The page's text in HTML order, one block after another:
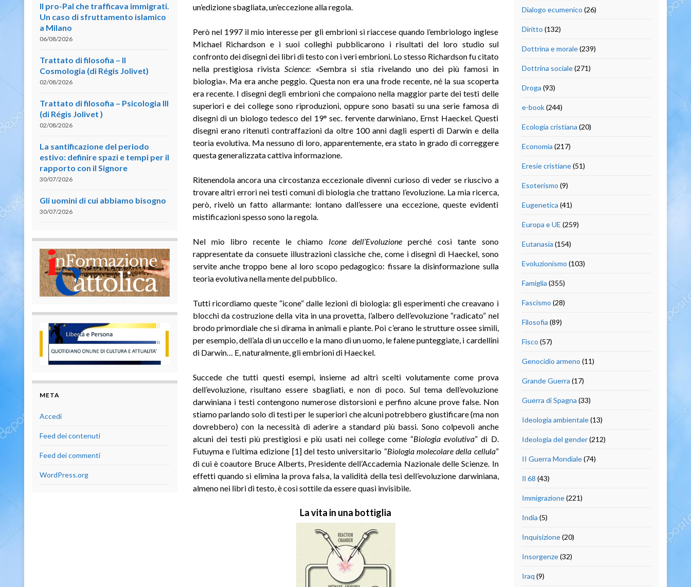
un’edizione sbagliata, un’eccezione alla regola.
Però nel 1997 il mio interesse per gli embrioni si riaccese quando l’embriologo inglese
Michael Richardson e i suoi colleghi pubblicarono i risultati del loro studio sul
confronto dei disegni dei libri di testo con i veri embrioni. Lo stesso Richardson fu citato
nella prestigiosa rivista Science: «Sembra si stia rivelando uno dei più famosi in
biologia». Ma era anche peggio. Questa non era una frode recente, né la sua scoperta
era recente. I disegni degli embrioni che compaiono nella maggior parte dei testi delle
superiori e dei college sono riproduzioni, oppure sono basati su una serie famosa di
disegni di un biologo tedesco del 19° sec. fervente darwiniano, Ernst Haeckel. Questi
disegni erano ritenuti contraffazioni da oltre 100 anni dagli esperti di Darwin e della
teoria evolutiva. Ma nessuno di loro, apparentemente, era stato in grado di correggere
questa generalizzata cattiva informazione.
Ritenendola ancora una circostanza eccezionale divenni curioso di veder se riuscivo a
trovare altri errori nei testi comuni di biologia che trattano l’evoluzione. La mia ricerca,
però, rivelò un fatto allarmante: lontano dall’essere una eccezione, queste evidenti
mistificazioni spesso sono la regola.
Nel mio libro recente le chiamo Icone dell’Evoluzioneperché così tante sono
rappresentate da consuete illustrazioni classiche che, come i disegni di Haeckel, sono
servite anche troppo bene al loro scopo pedagogico: fissare la disinformazione sulla
teoria evolutiva nella mente del pubblico.
Tutti ricordiamo queste “icone” dalle lezioni di biologia: gli esperimenti che creavano i
blocchi da costruzione della vita in una provetta, l’albero dell’evoluzione “radicato” nel
brodo primordiale che si dirama in animali e piante. Poi c’erano le strutture ossee simili,
per esempio, dell’ala di un uccello e la mano di un uomo, le falene punteggiate, i cardellini
di Darwin… E, naturalmente, gli embrioni di Haeckel.
Succede che tutti questi esempi, insieme ad altri scelti volutamente come prova
dell’evoluzione, risultano essere sbagliati, e non di poco. Sul tema dell’evoluzione
darwiniana i testi contengono numerose distorsioni e perfino alcune prove false. Non
stiamo parlando solo di testi per le superiori che alcuni potrebbero giustificare (ma non
dovrebbero) con la necessità di aderire a standard più bassi. Sono colpevoli anche
alcuni dei testi più prestigiosi e più usati nei college come “Biologia evolutiva” di D.
Futuyma e l’ultima edizione [1] del testo universitario “Biologia molecolare della cellula”
di cui è coautore Bruce Alberts, Presidente dell’Accademia Nazionale delle Scienze. In
effetti quando si elimina la prova falsa, la validità della tesi dell’evoluzione darwiniana,
almeno nei libri di testo, è così sottile da essere quasi invisibile.
La vita in una bottiglia
Il pro-Pal che trafficava immigrati.
Un caso di sfruttamento islamico
a Milano
06/08/2026
Trattato di filosofia – II
Cosmologia (di Régis Jolivet)
02/08/2026
Trattato di filosofia – Psicologia III
(di Régis Jolivet )
02/08/2026
La santificazione del periodo
estivo: definire spazi e tempi per il
rapporto con il Signore
30/07/2026
Gli uomini di cui abbiamo bisogno
30/07/2026
META
Accedi
Feed dei contenuti
Feed dei commenti
WordPress.org
Dialogo ecumenico (26)
Diritto (132)
Dottrina e morale(239)
Dottrina sociale(271)
Droga (93)
e-book(244)
Ecologia cristiana (20)
Economia (217)
Eresie cristiane(51)
Esoterismo (9)
Eugenetica (41)
Europa e UE (259)
Eutanasia (154)
Evoluzionismo (103)
Famiglia (355)
Fascismo (28)
Filosofia (89)
Fisco (57)
Genocidio armeno (11)
Grande Guerra (17)
Guerra di Spagna (33)
Ideologia ambientale(13)
Ideologia del gender(212)
II Guerra Mondiale(74)
Il 68 (43)
Immigrazione(221)
India (5)
Inquisizione(20)
Insorgenze(32)
Iraq (9)